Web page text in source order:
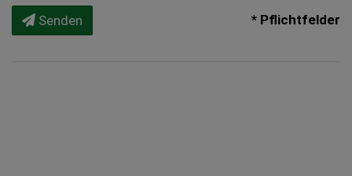
Senden * Pflichtfelder